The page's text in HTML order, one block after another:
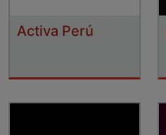
Activa Perú